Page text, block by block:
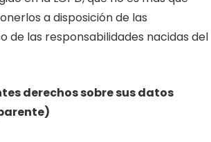
a disposición de las
de las responsabilidades nacidas del
derechos sobre sus datos